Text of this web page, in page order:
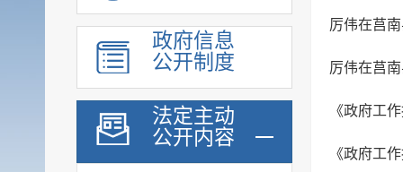
政府信息
公开制度
法定主动
公开内容
规划计划
会议信息
决策预公开
统计数据
财政信息
厉伟在莒
厉伟在莒
《政府工
《政府工